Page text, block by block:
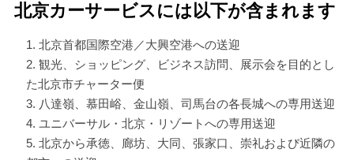
北京カーサービスには以下が含まれます
北京首都国際空港／大興空港への送迎
観光、ショッピング、ビジネス訪問、展示会を目的とし
た北京市チャーター便
八達嶺、慕田峪、金山嶺、司馬台の各長城への専用送迎
ユニバーサル・北京・リゾートへの専用送迎
北京から承徳、廊坊、大同、張家口、崇礼および近隣の